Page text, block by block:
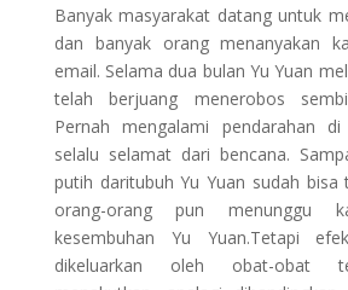
Banyak masyarakat datang untuk
dan banyak orang menanyakan
email. Selama dua bulan Yu Yuan
telah berjuang menerobos
Pernah mengalami pendarahan
selalu selamat dari bencana.
putih daritubuh Yu Yuan sudah bisa
orang-orang pun menunggu
kesembuhan Yu Yuan.Tetapi
dikeluarkan oleh obat-obat